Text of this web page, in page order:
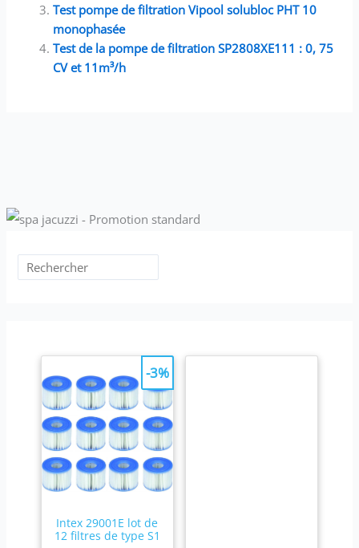
Test pompe de filtration Vipool solubloc PHT 10
monophasée
Test de la pompe de filtration SP2808XE111 : 0, 75
CV et 11m³/h
Intex 29001E lot de
12 filtres de type S1
-3%